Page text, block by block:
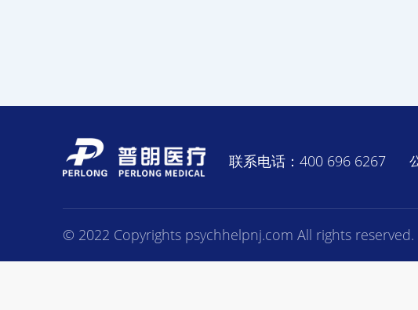
联系电话：400 696 6267
© 2022 Copyrights psychhelpnj.com All rights reserved.